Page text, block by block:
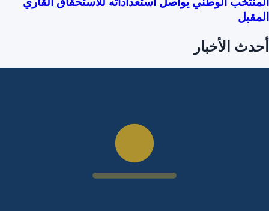
المقبل
أحدث الأخبار